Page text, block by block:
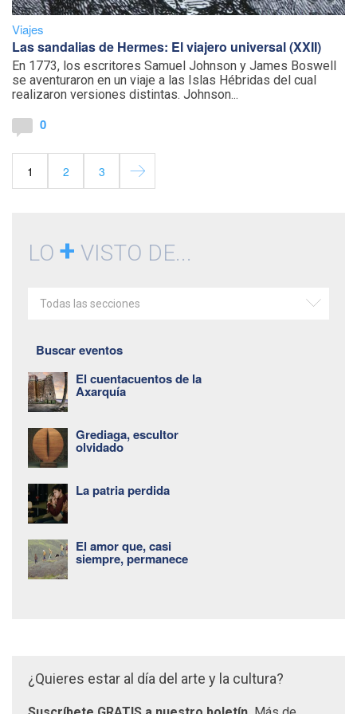
Viajes
Las sandalias de Hermes: El viajero universal (XXII)
En 1773, los escritores Samuel Johnson y James Boswell
se aventuraron en un viaje a las Islas Hébridas del cual
realizaron versiones distintas. Johnson...
0
1 2 3
LO + VISTO DE...
Todas las secciones
Buscar eventos
El cuentacuentos de la
Axarquía
Grediaga, escultor
olvidado
La patria perdida
El amor que, casi
siempre, permanece
¿Quieres estar al día del arte y la cultura?